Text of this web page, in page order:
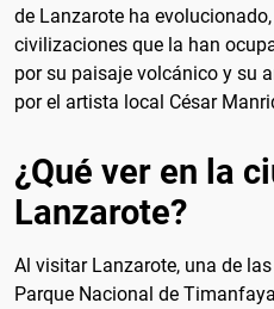
de Lanzarote ha
civilizaciones que la han
por su paisaje volcánico y su
por el artista local César
¿Qué ver en la
Lanzarote?
Al visitar Lanzarote, una de
Parque Nacional de